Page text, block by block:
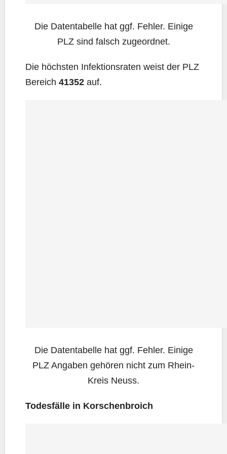
Die Daten­ta­bel­le hat ggf. Feh­ler. Eini­ge
PLZ sind falsch zugeordnet.
Die höchs­ten Infek­ti­ons­ra­ten weist der PLZ
Bereich 41352 auf.
Die Daten­ta­bel­le hat ggf. Feh­ler. Eini­ge
PLZ Anga­ben gehö­ren nicht zum Rhein-
Kreis Neuss.
Todes­fäl­le in Korschenbroich